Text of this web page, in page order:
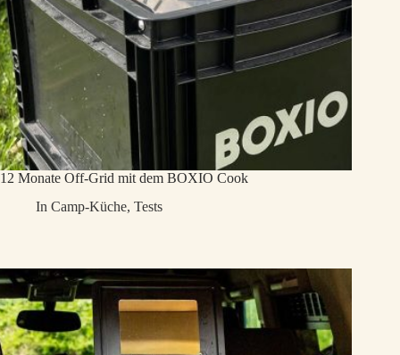
12 Monate Off-Grid mit dem BOXIO Cook
In Camp-Küche,Tests